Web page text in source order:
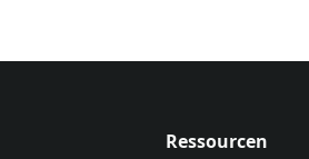
Ressourcen